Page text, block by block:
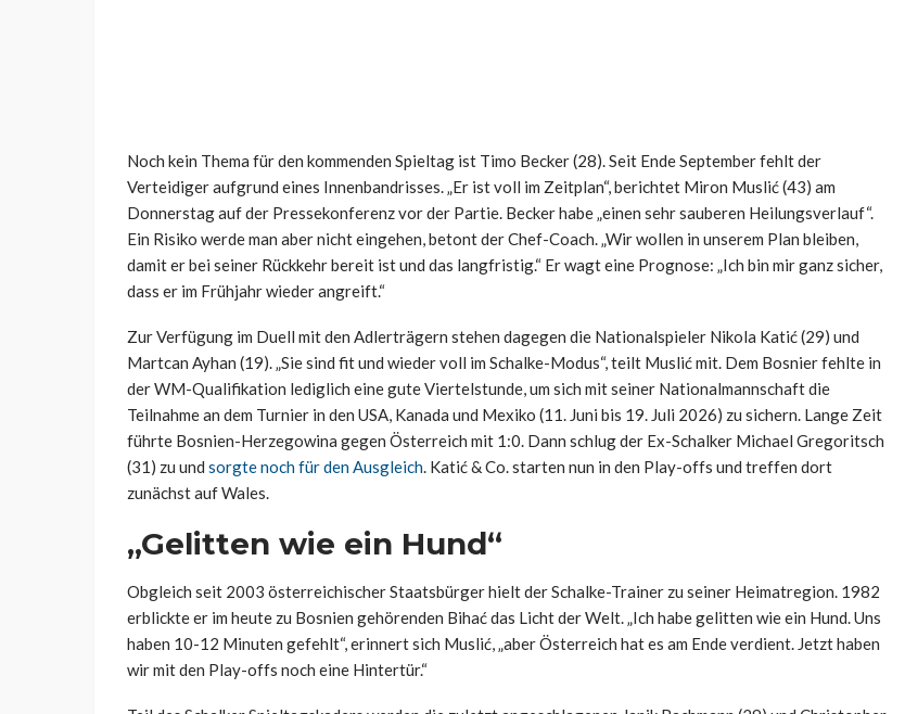
Noch kein Thema für den kommenden Spieltag ist Timo Becker (28). Seit Ende September fehlt der
Verteidiger aufgrund eines Innenbandrisses. „Er ist voll im Zeitplan“, berichtet Miron Muslić (43) am
Donnerstag auf der Pressekonferenz vor der Partie. Becker habe „einen sehr sauberen Heilungsverlauf“.
Ein Risiko werde man aber nicht eingehen, betont der Chef-Coach. „Wir wollen in unserem Plan bleiben,
damit er bei seiner Rückkehr bereit ist und das langfristig.“ Er wagt eine Prognose: „Ich bin mir ganz sicher,
dass er im Frühjahr wieder angreift.“
Zur Verfügung im Duell mit den Adlerträgern stehen dagegen die Nationalspieler Nikola Katić (29) und
Martcan Ayhan (19). „Sie sind fit und wieder voll im Schalke-Modus“, teilt Muslić mit. Dem Bosnier fehlte in
der WM-Qualifikation lediglich eine gute Viertelstunde, um sich mit seiner Nationalmannschaft die
Teilnahme an dem Turnier in den USA, Kanada und Mexiko (11. Juni bis 19. Juli 2026) zu sichern. Lange Zeit
führte Bosnien-Herzegowina gegen Österreich mit 1:0. Dann schlug der Ex-Schalker Michael Gregoritsch
(31) zu und sorgte noch für den Ausgleich. Katić & Co. starten nun in den Play-offs und treffen dort
zunächst auf Wales.
„Gelitten wie ein Hund“
Obgleich seit 2003 österreichischer Staatsbürger hielt der Schalke-Trainer zu seiner Heimatregion. 1982
erblickte er im heute zu Bosnien gehörenden Bihać das Licht der Welt. „Ich habe gelitten wie ein Hund. Uns
haben 10-12 Minuten gefehlt“, erinnert sich Muslić, „aber Österreich hat es am Ende verdient. Jetzt haben
wir mit den Play-offs noch eine Hintertür.“